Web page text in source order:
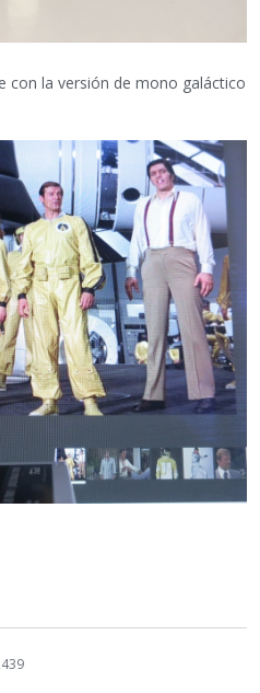
con la versión de mono galáctico